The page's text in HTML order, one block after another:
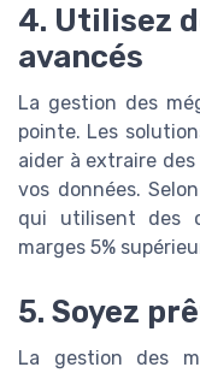
4. Utilisez
avancés
La gestion des
pointe. Les
aider à extraire
vos données.
qui utilisent des
marges 5%
5. Soyez
La gestion des